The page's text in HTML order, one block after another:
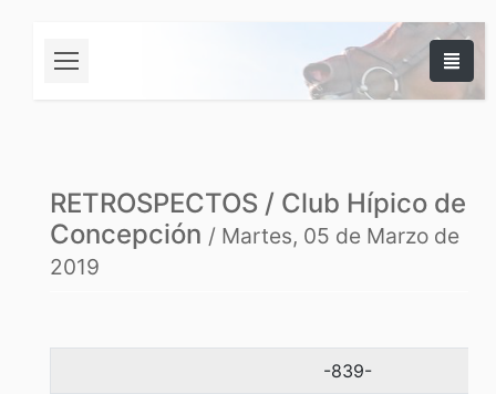
RETROSPECTOS / Club Hípico de
Concepción / Martes, 05 de Marzo de
2019
-839-